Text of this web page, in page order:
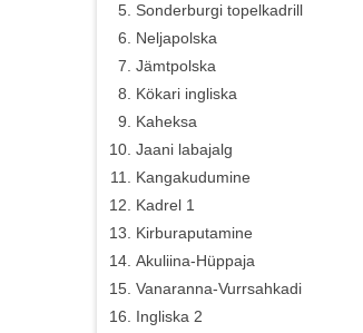
Sonderburgi topelkadrill
Neljapolska
Jämtpolska
Kökari ingliska
Kaheksa
Jaani labajalg
Kangakudumine
Kadrel 1
Kirburaputamine
Akuliina-Hüppaja
Vanaranna-Vurrsahkadi
Ingliska 2